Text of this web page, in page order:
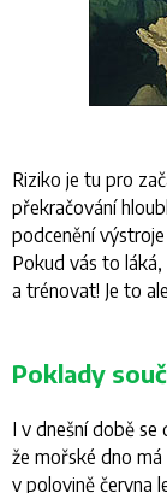
Riziko je tu pro
překračování
podcenění
Pokud vás to
a trénovat! Je to
Poklady
I v dnešní době
že mořské dno
v polovině června